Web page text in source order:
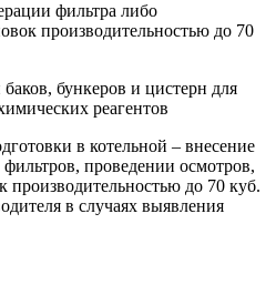
фильтра либо
производительностью до 70
бункеров и цистерн для
реагентов
в котельной – внесение
проведении осмотров,
производительностью до 70 куб.
в случаях выявления